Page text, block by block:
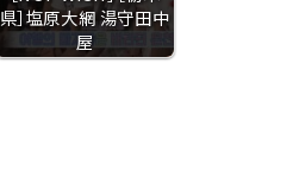
県］塩原大網 湯守田中
屋